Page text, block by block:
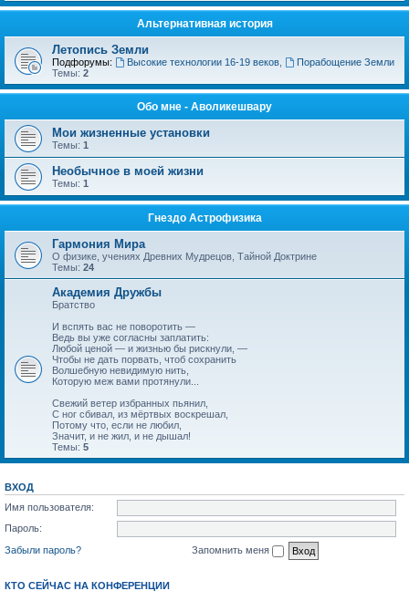
Альтернативная история
Летопись Земли
Подфорумы: Высокие технологии 16-19 веков,
Порабощение Земли
Темы: 2
Обо мне - Аволикешвару
Мои жизненные установки
Темы: 1
Необычное в моей жизни
Темы: 1
Гнездо Астрофизика
Гармония Мира
О физике, учениях Древних Мудрецов, Тайной Доктрине
Темы: 24
Академия Дружбы
Братство
И вспять вас не поворотить —
Ведь вы уже согласны заплатить:
Любой ценой — и жизнью бы рискнули, —
Чтобы не дать порвать, чтоб сохранить
Волшебную невидимую нить,
Которую меж вами протянули...
Свежий ветер избранных пьянил,
С ног сбивал, из мёртвых воскрешал,
Потому что, если не любил,
Значит, и не жил, и не дышал!
Темы: 5
ВХОД
Имя пользователя:
Пароль:
Забыли пароль?
Запомнить меня
КТО СЕЙЧАС НА КОНФЕРЕНЦИИ